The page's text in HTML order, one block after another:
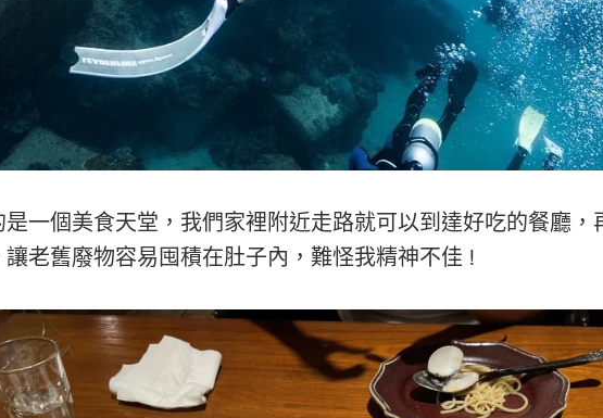
是一個美食天堂，我們家裡附近走路就可以到達好吃的餐廳，
老舊廢物容易囤積在肚子內，難怪我精神不佳 !